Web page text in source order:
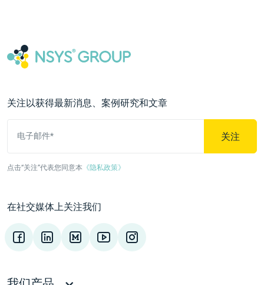
关注以获得最新消息、案例研究和文章
电子邮件* 关注
点击“关注”代表您同意本 《隐私政策》
在社交媒体上关注我们